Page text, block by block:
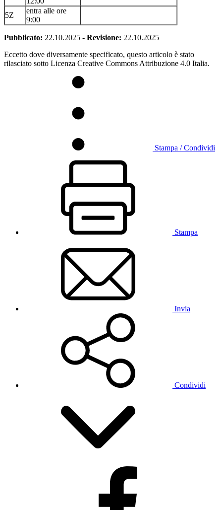
5Z
entra alle ore
9:00
Pubblicato: 22.10.2025 - Revisione: 22.10.2025
Eccetto dove diversamente specificato, questo articolo è stato
rilasciato sotto Licenza Creative Commons Attribuzione 4.0 Italia.
Stampa / Condividi
Stampa
Invia
Condividi